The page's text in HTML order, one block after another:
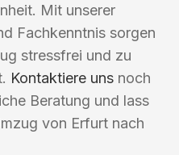
Mit unserer
Fachkenntnis sorgen
stressfrei und zu
Kontaktiere uns noch
Beratung und lass
von Erfurt nach